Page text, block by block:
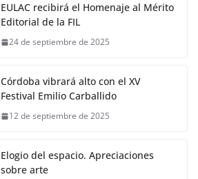
EULAC recibirá el Homenaje al Mérito
Editorial de la FIL
24 de septiembre de 2025
Córdoba vibrará alto con el XV
Festival Emilio Carballido
12 de septiembre de 2025
Elogio del espacio. Apreciaciones
sobre arte